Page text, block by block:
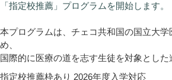
「指定校推薦」プログラムを開始します。
本プログラムは、チェコ共和国の国立大
め、
国際的に医療の道を志す生徒を対象とした
指定校推薦枠あり 2026年度入学対応